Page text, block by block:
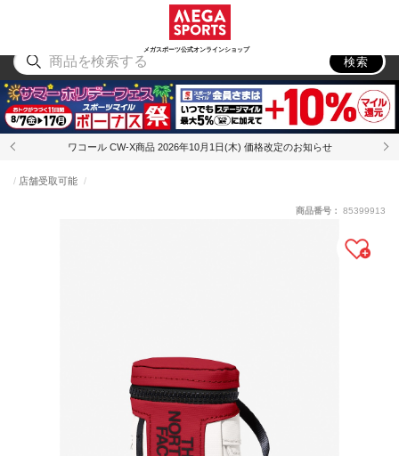
メガスポーツ公式オンラインショップ
アウトドア
検索
ワコール CW-X商品 2026年10月1日(木) 価格改定のお知らせ
店舗受取可能
商品番号： 85399913